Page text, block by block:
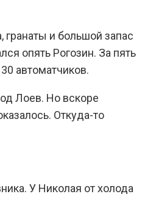
гранаты и большой запас
опять Рогозин. За пять
автоматчиков.
Лоев. Но вскоре
Откуда-то
У Николая от холода